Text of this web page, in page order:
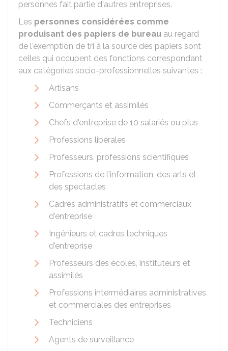
personnes fait partie d'autres entreprises.
Les personnes considérées comme
produisant des papiers de bureau au regard
de l'exemption de tri à la source des papiers sont
celles qui occupent des fonctions correspondant
aux catégories socio-professionnelles suivantes :
Artisans
Commerçants et assimilés
Chefs d'entreprise de 10 salariés ou plus
Professions libérales
Professeurs, professions scientifiques
Professions de l'information, des arts et
des spectacles
Cadres administratifs et commerciaux
d'entreprise
Ingénieurs et cadres techniques
d'entreprise
Professeurs des écoles, instituteurs et
assimilés
Professions intermédiaires administratives
et commerciales des entreprises
Techniciens
Agents de surveillance